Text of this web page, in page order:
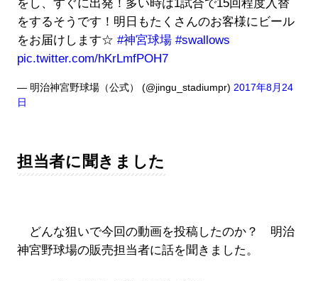
をし、すぐに出発！多い時は1試合で15回程度入替
をするそうです！明日もたくさんのお客様にビール
をお届けします☆ #神宮球場 #swallows
pic.twitter.com/hKrLmfPOH7
— 明治神宮野球場（公式） (@jingu_stadiumpr) 2017年8月24
日
担当者に聞きました
どんな狙いで今回の動画を投稿したのか？ 明治
神宮野球場の販売担当者に話を聞きました。